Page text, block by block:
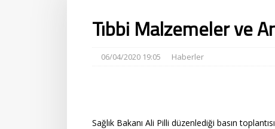
Tıbbi Malzemeler ve
06/04/2020 19:05 Haberler
Sağlık Bakanı Ali Pilli düzenlediği basın